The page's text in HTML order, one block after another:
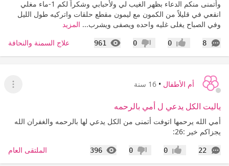
وأتمنى منكم الدعاء بظهر الغيب لي ولأحبابي وشكراً لكم 1-ماء مغلي
انقعي في قليلاً من الكمون مع ليمون مقطع حلقات واتركيه طول الليل
وفي الصباح يغلى غليه واحده ويصفى ويشرب... المزيد
8
التعليقات إعجاب0 عدم إعجاب
0
961
المشاهدات علاج السمنة والنحافة
أم الأطفال • 16 سنة
عرض
ياليت الكل يدعي ل أمي بالرحمه
أمي الله يرحمها اتوفت أتمنى من الكل يدعي لها بالرحمه والغفران الله
يجزاكم خير :26:
22
التعليقات إعجاب0 عدم إعجاب
0
396
المشاهدات الملتقى العام